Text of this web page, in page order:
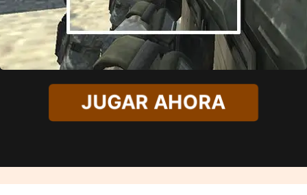
JUGAR AHORA